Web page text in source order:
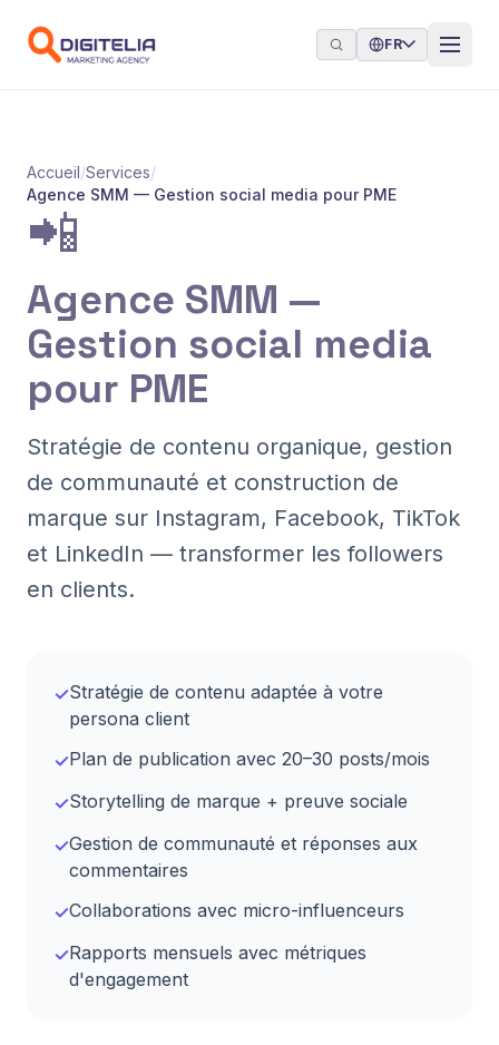
FR
Accueil/Services/
Agence SMM — Gestion social media pour PME
📲
Agence SMM —
Gestion social media
pour PME
Stratégie de contenu organique, gestion
de communauté et construction de
marque sur Instagram, Facebook, TikTok
et LinkedIn — transformer les followers
en clients.
✓Stratégie de contenu adaptée à votre
persona client
✓Plan de publication avec 20–30 posts/mois
✓Storytelling de marque + preuve sociale
✓Gestion de communauté et réponses aux
commentaires
✓Collaborations avec micro-influenceurs
✓Rapports mensuels avec métriques
d'engagement